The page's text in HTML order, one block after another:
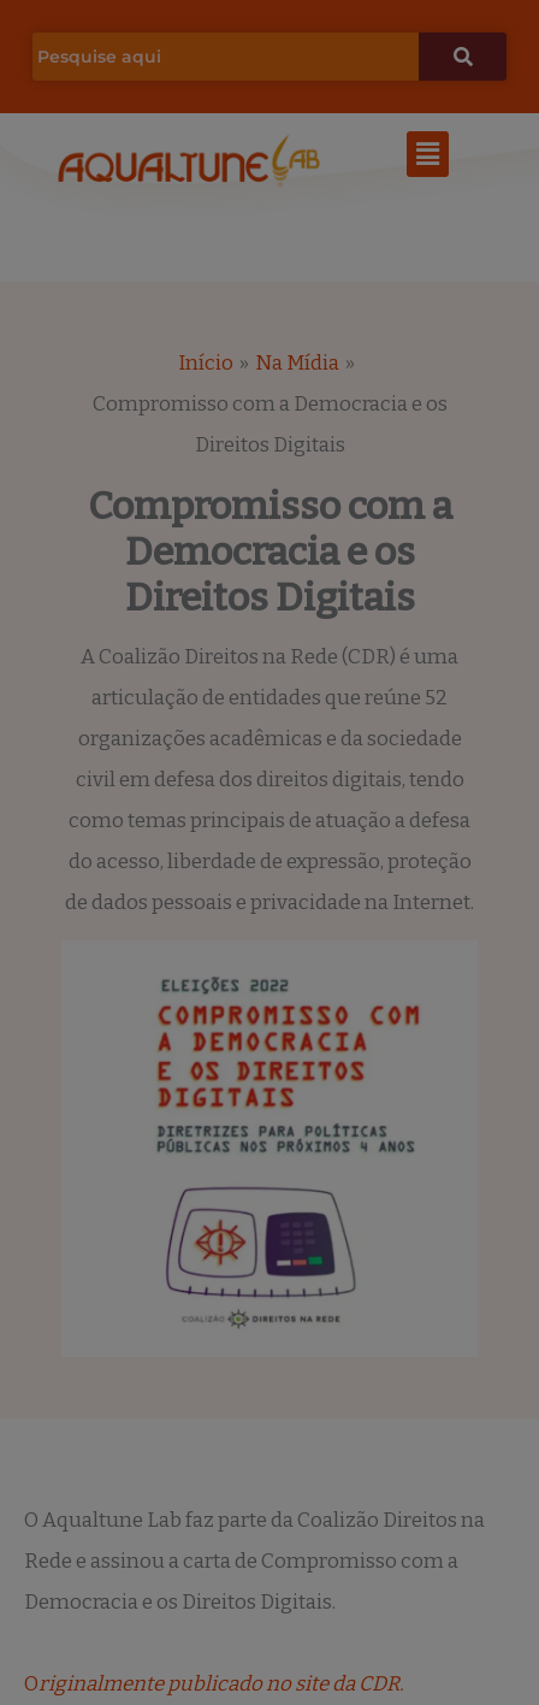
para
Menu
Início
Na Mídia
Compromisso com a Democracia e os
Direitos Digitais
Compromisso com a
Democracia e os
Direitos Digitais
A Coalizão Direitos na Rede (CDR) é uma
articulação de entidades que reúne 52
organizações acadêmicas e da sociedade
civil em defesa dos direitos digitais, tendo
como temas principais de atuação a defesa
do acesso, liberdade de expressão, proteção
de dados pessoais e privacidade na Internet.
O Aqualtune Lab faz parte da Coalizão Direitos na
Rede e assinou a carta de Compromisso com a
Democracia e os Direitos Digitais.
Originalmente publicado no site da CDR.